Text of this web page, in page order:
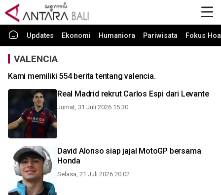
Updates Ekonomi Humaniora Pariwisata Fokus
VALENCIA
Kami memiliki 554 berita tentang valencia.
Real Madrid rekrut Carlos Espi dari Levante
Jumat, 31 Juli 2026 15:30
David Alonso siap jajal MotoGP bersama
Honda
Selasa, 21 Juli 2026 20:02